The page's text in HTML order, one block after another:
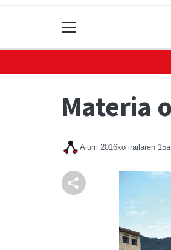
Materia
Aiurri 2016ko irailaren 15a